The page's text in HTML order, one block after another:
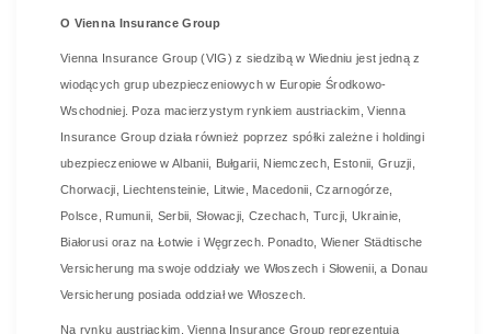
O Vienna Insurance Group
Vienna Insurance Group (VIG) z siedzibą w Wiedniu jest jedną z
wiodących grup ubezpieczeniowych w Europie Środkowo-
Wschodniej. Poza macierzystym rynkiem austriackim, Vienna
Insurance Group działa również poprzez spółki zależne i holdingi
ubezpieczeniowe w Albanii, Bułgarii, Niemczech, Estonii, Gruzji,
Chorwacji, Liechtensteinie, Litwie, Macedonii, Czarnogórze,
Polsce, Rumunii, Serbii, Słowacji, Czechach, Turcji, Ukrainie,
Białorusi oraz na Łotwie i Węgrzech. Ponadto, Wiener Städtische
Versicherung ma swoje oddziały we Włoszech i Słowenii, a Donau
Versicherung posiada oddział we Włoszech.
Na rynku austriackim, Vienna Insurance Group reprezentują